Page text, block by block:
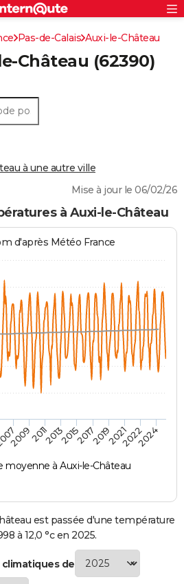
Rechercher
S'inscrire
Connexion
Pas-de-Calais Auxi-le-Château
Château (62390)
à une autre ville
Mise à jour le 06/02/26
à Auxi-le-Château
d'après Météo France
moyenne à Auxi-le-Château
200920112013201520172019202120222024
est passée d'une température
à 12,0 °c en 2025.
de